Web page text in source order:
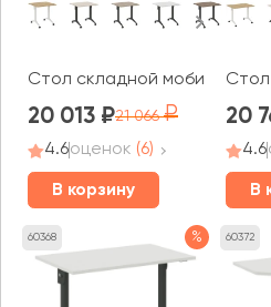
Стол складной мобильный
20 013 21 066
4.6оценок (6)
В корзину
Стол
20
4.6
В
60368 % 60372